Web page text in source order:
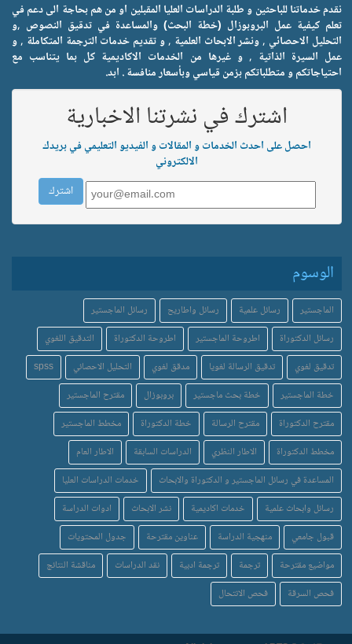
نقدم خدماتنا للباحثين و طلبة الدراسات العليا المقبلين او من هم بحاجة الى دعم في
تعلم كيفية عمل البروبوزال (خطة البحث) والمساعدة في تدقيق النصوص ,و
التحليل الاحصائي , ونشر الابحاث العلمية , و تقديم خدمات الترجمة المتكاملة , و
عمل السيرة الذاتية , و غيرها من الخدمات الاكاديمية كل بما يتناسب مع
احتياجاتكم و متطلباتكم بزمن قياسي وبأسعار منافسة . ابد.
اشترك في نشرتنا الاخبارية
احصل على احدث الخدمات و المقالات و الفيديو التعليمي في بريدك
الالكتروني
الوسوم
الماجستير رسائل علمية رسائل واطاريح
رسائل الماجستير
رسائل الدكتوراة
اطروحة الماجستير اطروحة الدكتوراة
التدقيق اللغوي
تدقيق لغوي
تدقيق الرسالة لغويا مدقق لغوي التحليل الاحصائي
spss
خطة الماجستير
خطة بحث ماجستير بروبوزال
مقترح الماجستير
مقترح الدكتوراة
مقترح الرسالة خطة الدكتوراة
مخطط الماجستير
مخطط الدكتوراة
الاطار النظري الدراسات السابقة
الاطار العام
المساعدة في رسائل الماجستير و الدكتوراة والابحاث
خدمات الدراسات العليا
رسائل وابحاث علمية
خدمات اكاديمية نشر الابحاث
ادوات الدراسة
قبول جامعي
منهجية الدراسة عناوين مقترحة
جدول المحتويات
مواضيع مقترحة
ترجمة ترجمة ادبية نقد الدراسات
مناقشة النتائج
فحص السرقة
فحص الانتحال